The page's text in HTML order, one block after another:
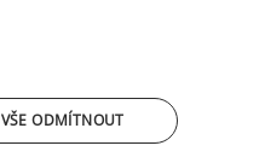
VŠE ODMÍTNOUT